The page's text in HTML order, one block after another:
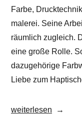
Farbe,
malerei. Seine
räumlich zugleich.
eine große Rolle.
dazugehörige
Liebe zum
„Christian
weiterlesen